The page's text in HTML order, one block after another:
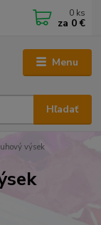
Menu
Hľadať
0 ks
za 0 €
výsek